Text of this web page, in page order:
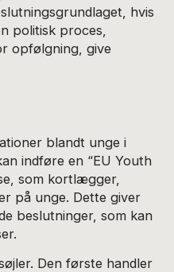
hvis
politisk proces,
opfølgning, give
blandt unge i
indføre en “EU Youth
som kortlægger,
på unge. Dette giver
beslutninger, som kan
Den første handler